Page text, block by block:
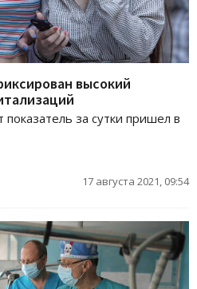
высокий
за сутки пришел в
17 августа 2021, 09:54